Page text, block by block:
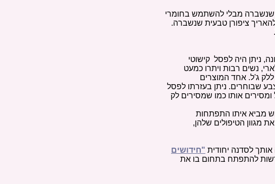
שנשברה מבלי להשתמש בחומרי
ציפורן טבעית שנשברה.
ניתן היה לפסל קישוטי
נשים רבות ויתרו כמעט
ללק ג'ל. אחד המוצרים
שבוחרים. ניתן בעזרתו לפסל
אותו כמו שמסירים לק
מביא איתו התפתחות
מגוון הטיפולים שלהן,
לסדנה יחודית "חידושים
להתפתח בתחום בו את